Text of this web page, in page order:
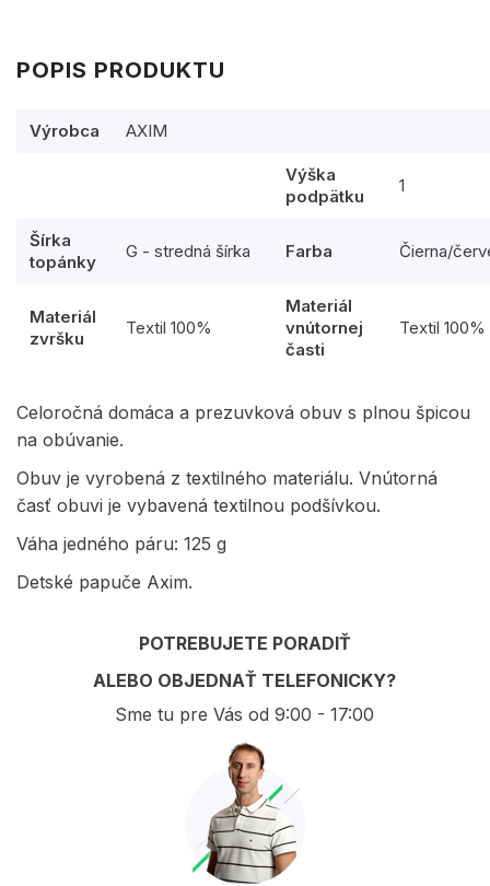
POPIS PRODUKTU
Výrobca AXIM
Výška
podpätku
1
Šírka
topánky
G - stredná šírka Farba Čierna/
Materiál
zvršku
Textil 100%
Materiál
vnútornej
časti
Textil 100%
Celoročná domáca a prezuvková obuv s plnou špicou
na obúvanie.
Obuv je vyrobená z textilného materiálu. Vnútorná
časť obuvi je vybavená textilnou podšívkou.
Váha jedného páru: 125 g
Detské papuče Axim.
POTREBUJETE PORADIŤ
ALEBO OBJEDNAŤ TELEFONICKY?
Sme tu pre Vás od 9:00 - 17:00